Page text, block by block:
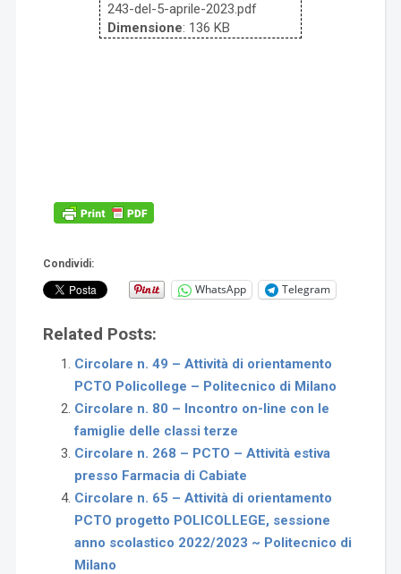
243-del-5-aprile-2023.pdf
Dimensione: 136 KB
Condividi:
WhatsApp Telegram
Related Posts:
Circolare n. 49 – Attività di orientamento
PCTO Policollege – Politecnico di Milano
Circolare n. 80 – Incontro on-line con le
famiglie delle classi terze
Circolare n. 268 – PCTO – Attività estiva
presso Farmacia di Cabiate
Circolare n. 65 – Attività di orientamento
PCTO progetto POLICOLLEGE, sessione
anno scolastico 2022/2023 ~ Politecnico di
Milano